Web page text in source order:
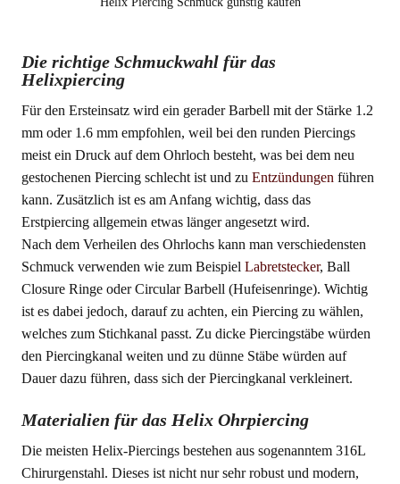
Die richtige Schmuckwahl für das
Helixpiercing
Für den Ersteinsatz wird ein gerader Barbell mit der Stärke 1.2
mm oder 1.6 mm empfohlen, weil bei den runden Piercings
meist ein Druck auf dem Ohrloch besteht, was bei dem neu
gestochenen Piercing schlecht ist und zu Entzündungen führen
kann. Zusätzlich ist es am Anfang wichtig, dass das
Erstpiercing allgemein etwas länger angesetzt wird.
Nach dem Verheilen des Ohrlochs kann man verschiedensten
Schmuck verwenden wie zum Beispiel Labretstecker, Ball
Closure Ringe oder Circular Barbell (Hufeisenringe). Wichtig
ist es dabei jedoch, darauf zu achten, ein Piercing zu wählen,
welches zum Stichkanal passt. Zu dicke Piercingstäbe würden
den Piercingkanal weiten und zu dünne Stäbe würden auf
Dauer dazu führen, dass sich der Piercingkanal verkleinert.
Materialien für das Helix Ohrpiercing
Die meisten Helix-Piercings bestehen aus sogenanntem 316L
Chirurgenstahl. Dieses ist nicht nur sehr robust und modern,